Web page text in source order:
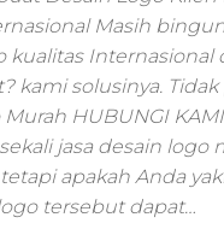
Masih
kualitas Internasional
kami solusinya. Tidak
HUBUNGI
jasa desain logo
apakah Anda
tersebut dapat…